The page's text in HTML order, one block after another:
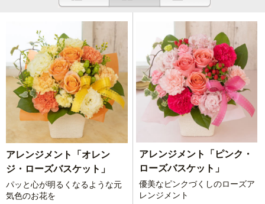
アレンジメント「オレン
ジ・ローズバスケット」
パッと心が明るくなるような元
気色のお花を
アレンジメント「ピンク・
ローズバスケット」
優美なピンクづくしのローズア
レンジメント